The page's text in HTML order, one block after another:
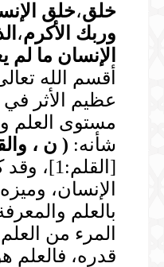
خلق،خلق
وربك الأكرم،
الإنسان ما لم
أقسم الله
عظيم الأثر في
مستوى العلم
شأنه: ( ن ،
الإنسان،
بالعلم
المرء من
قدره، فالعلم